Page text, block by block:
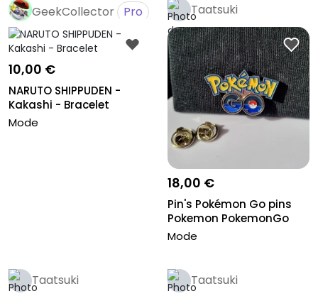
GeekCollector Pro
10,00 €
NARUTO SHIPPUDEN -
Kakashi - Bracelet
Mode
Taatsuki
18,00 €
Pin's Pokémon Go pins
Pokemon PokemonGo
Mode
Taatsuki Taatsuki